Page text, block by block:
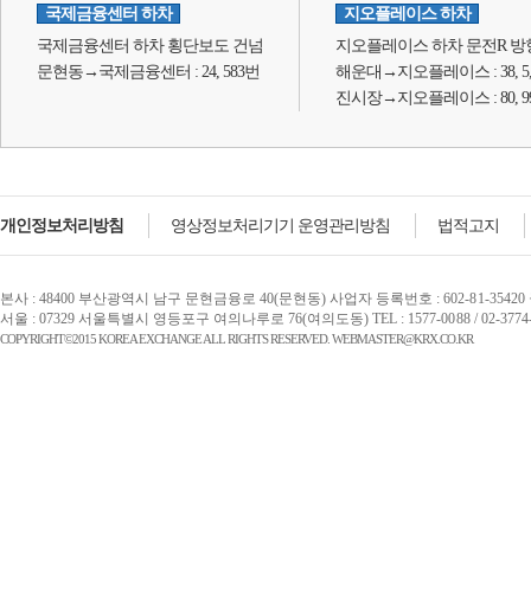
국제금융센터 하차
국제금융센터 하차 횡단보도 건넘
문현동→국제금융센터 : 24, 583번
지오플레이스 하차
지오플레이스 하차 문전R 방
해운대→지오플레이스 : 38,
진시장→지오플레이스 : 80,
개인정보처리방침 영상정보처리기기 운영관리방침 법적고지
본사 : 48400 부산광역시 남구 문현금융로 40(문현동) 사업자 등록번호 : 602-81-
서울 : 07329 서울특별시 영등포구 여의나루로 76(여의도동) TEL : 1577-0088 / 02-
COPYRIGHT©2015 KOREA EXCHANGE ALL RIGHTS RESERVED. WEBMASTER@KRX.CO.KR